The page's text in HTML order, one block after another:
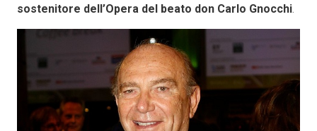
sostenitore dell’Opera del beato don Carlo Gnocchi.